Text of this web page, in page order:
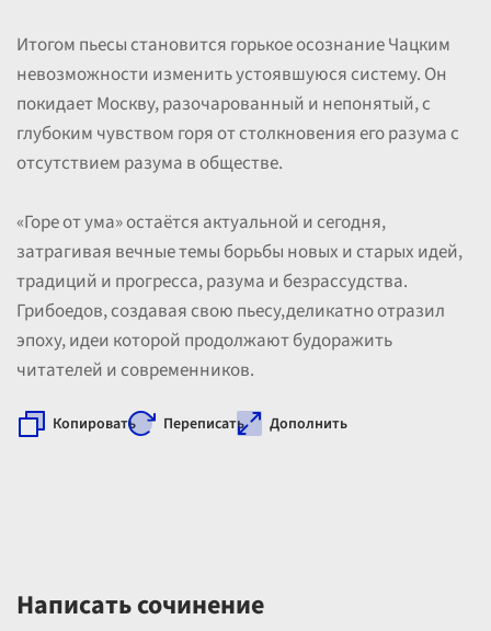
Итогом пьесы становится горькое осознание Чацким
невозможности изменить устоявшуюся систему. Он
покидает Москву, разочарованный и непонятый, с
глубоким чувством горя от столкновения его разума с
отсутствием разума в обществе.
«Горе от ума» остаётся актуальной и сегодня,
затрагивая вечные темы борьбы новых и старых идей,
традиций и прогресса, разума и безрассудства.
Грибоедов, создавая свою пьесу,деликатно отразил
эпоху, идеи которой продолжают будоражить
читателей и современников.
Копировать Переписать Дополнить
Написать сочинение